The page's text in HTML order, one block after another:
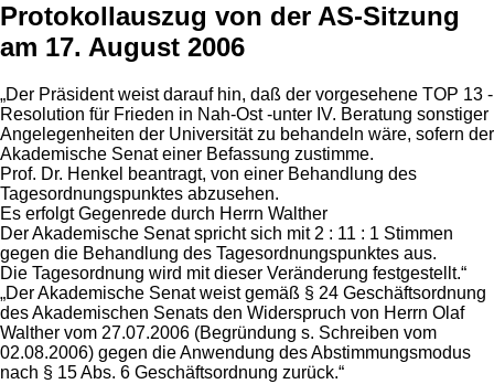
Protokollauszug von der AS-Sitzung
am 17. August 2006
„Der Präsident weist darauf hin, daß der vorgesehene TOP 13 -
Resolution für Frieden in Nah-Ost -unter IV. Beratung sonstiger
Angelegenheiten der Universität zu behandeln wäre, sofern der
Akademische Senat einer Befassung zustimme.
Prof. Dr. Henkel beantragt, von einer Behandlung des
Tagesordnungspunktes abzusehen.
Es erfolgt Gegenrede durch Herrn Walther
Der Akademische Senat spricht sich mit 2 : 11 : 1 Stimmen
gegen die Behandlung des Tagesordnungspunktes aus.
Die Tagesordnung wird mit dieser Veränderung festgestellt.“
„Der Akademische Senat weist gemäß § 24 Geschäftsordnung
des Akademischen Senats den Widerspruch von Herrn Olaf
Walther vom 27.07.2006 (Begründung s. Schreiben vom
02.08.2006) gegen die Anwendung des Abstimmungsmodus
nach § 15 Abs. 6 Geschäftsordnung zurück.“